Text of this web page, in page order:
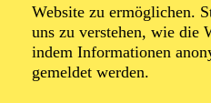
Website zu ermöglichen.
uns zu verstehen, wie die
indem Informationen
gemeldet werden.
Foto: Bengt Wanselius/
Danza